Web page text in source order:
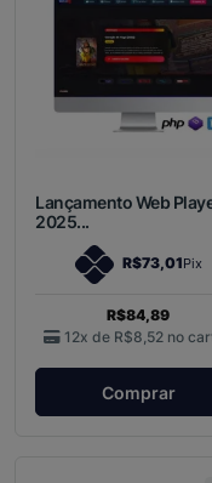
Lançamento Web
2025...
R$73,01Pix
R$84,89
12x de R$8,52 no
Comprar